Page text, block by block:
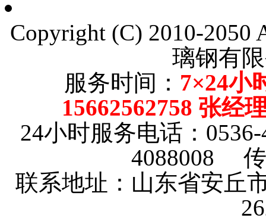
Copyright (C) 2010-2050
璃钢有
服务时间： 7×24小
15662562758 张
24小时服务电话：
4088008 传
联系地址：山东省安丘